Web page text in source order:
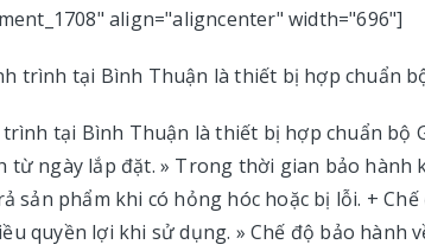
align="aligncenter" width="696"]
tại Bình Thuận là thiết bị hợp chuẩn bộ
từ ngày lắp đặt. » Trong thời gian bảo hành
sản phẩm khi có hỏng hóc hoặc bị lỗi. +
quyền lợi khi sử dụng. » Chế độ bảo hành